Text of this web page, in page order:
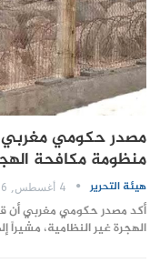
مصدر حكومي
منظومة مكافحة
هيئة التحرير 4 أغسطس, 2026
أكد مصدر حكومي مغربي أن
الهجرة غير النظامية، مشيراً